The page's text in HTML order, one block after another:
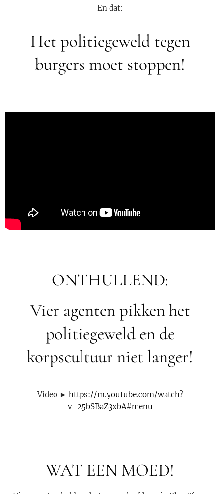
En dat:
Het politiegeweld tegen
burgers moet stoppen!
ONTHULLEND:
Vier agenten pikken het
politiegeweld en de
korpscultuur niet langer!
Video ► https://m.youtube.com/watch?
v=25bSBaZ3xbA#menu
WAT EEN MOED!